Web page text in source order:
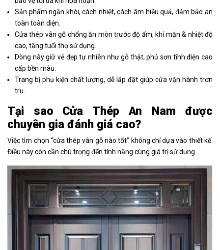
Sản phẩm ngăn khói, cách nhiệt, cách âm hiệu quả, đảm bảo an
toàn toàn diện.
Cửa thép vân gỗ chống ăn mòn trước độ ẩm, khí mặn & nhiệt độ
cao, tăng tuổi thọ sử dụng.
Dòng này giữ vẻ đẹp tự nhiên như gỗ thật, phủ sơn tĩnh điện cao
cấp bền màu.
Trang bị phụ kiện chất lượng, dễ lắp đặt giúp cửa vận hành trơn
tru.
Tại sao Cửa Thép An Nam được
chuyên gia đánh giá cao?
Việc tìm chọn “cửa thép vân gỗ nào tốt” không chỉ dựa vào thiết kế.
Điều này còn cần chú trọng đến tính năng cùng giá trị sử dụng.